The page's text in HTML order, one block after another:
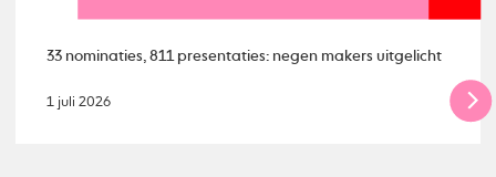
33 nominaties, 811 presentaties: negen makers uitgelicht
1 juli 2026